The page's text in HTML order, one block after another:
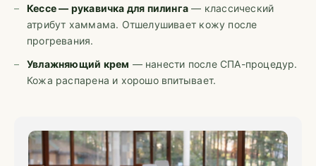
Кессе — рукавичка для пилинга — классический
атрибут хаммама. Отшелушивает кожу после
прогревания.
Увлажняющий крем — нанести после СПА-процедур.
Кожа распарена и хорошо впитывает.